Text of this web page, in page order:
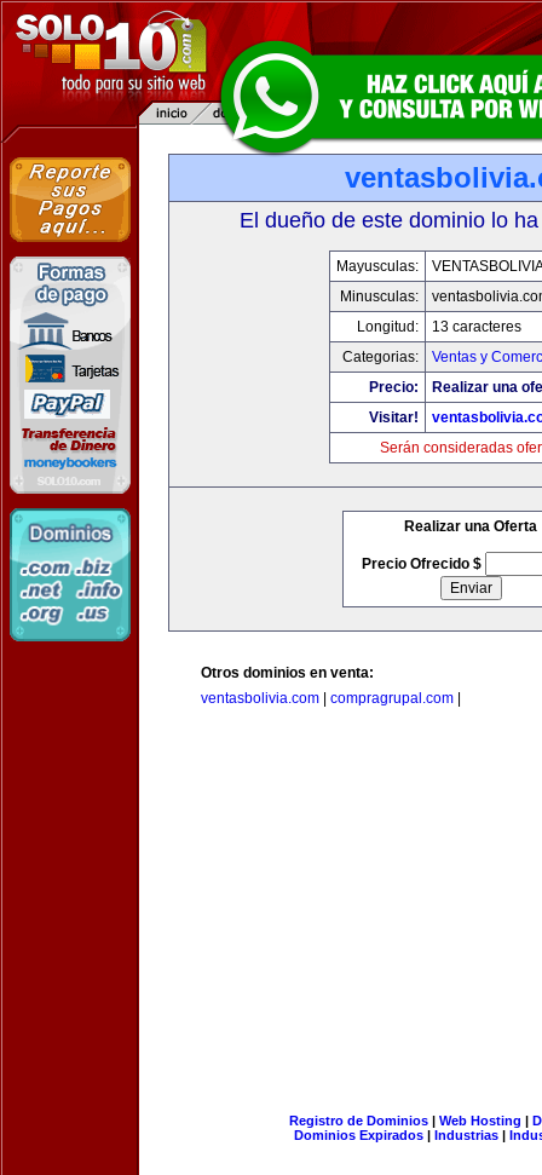
El dueño de este dominio lo
Mayusculas:
Minusculas:
Longitud:
13 caracteres
Categorias:
Ventas y
Precio:
Realizar una
Visitar!
Serán consideradas
Realizar una Oferta
Precio Ofrecido $
Otros dominios en venta:
ventasbolivia.com
compragrupal.com
Registro de Dominios| Web Hosting |
Dominios Expirados | Industrias |